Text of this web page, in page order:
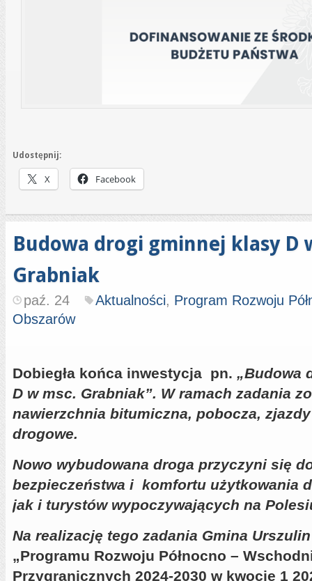
Udostępnij:
X Facebook
Budowa drogi gminnej klasy D
Grabniak
paź. 24 Aktualności, Program Rozwoju
Obszarów
Dobiegła końca inwestycja pn. „Budowa
D w msc. Grabniak”. W ramach zadania
nawierzchnia bitumiczna, pobocza,
drogowe.
Nowo wybudowana droga przyczyni się
bezpieczeństwa i komfortu użytkowania
jak i turystów wypoczywających na
Na realizację tego zadania Gmina
„Programu Rozwoju Północno –
Przygranicznych 2024-2030 w kwocie 1